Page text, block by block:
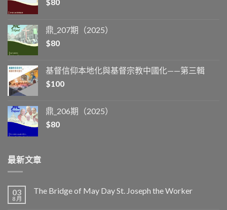
鼎_207期（2025）
$80
基督信仰本地化與基督宗教中國化——第三輯
$100
鼎_206期（2025）
$80
最新文章
03
8 月
The Bridge of May Day St. Joseph the Worker